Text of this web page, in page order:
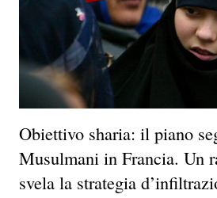
Obiettivo sharia: il piano
Musulmani in Francia. Un
svela la strategia